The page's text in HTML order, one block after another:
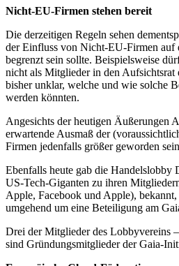
Nicht-EU-Firmen stehen bereit
Die derzeitigen Regeln sehen
der Einfluss von Nicht-EU-Firmen auf
begrenzt sein sollte. Beispielsweise
nicht als Mitglieder in den Aufsichtsrat
bisher unklar, welche und wie solche
werden könnten.
Angesichts der heutigen Äußerungen
erwartende Ausmaß der
Firmen jedenfalls größer geworden
Ebenfalls heute gab die Handelslobby
US-Tech-Giganten zu ihren
Apple, Facebook und Apple),
umgehend um eine Beteiligung am
Drei der Mitglieder des Lobbyvereins
sind Gründungsmitglieder der Gaia-